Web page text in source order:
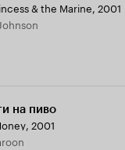
& the Marine, 2001
на пиво
, 2001